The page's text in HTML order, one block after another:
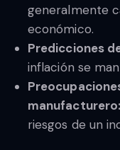
generalmente
económico.
Predicciones
inflación se
riesgos de un